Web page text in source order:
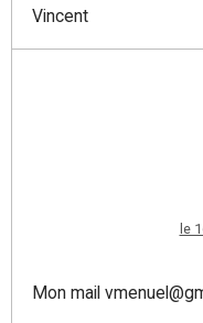
Vincent
le
Mon mail